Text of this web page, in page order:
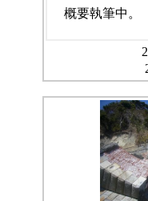
概要執筆中。